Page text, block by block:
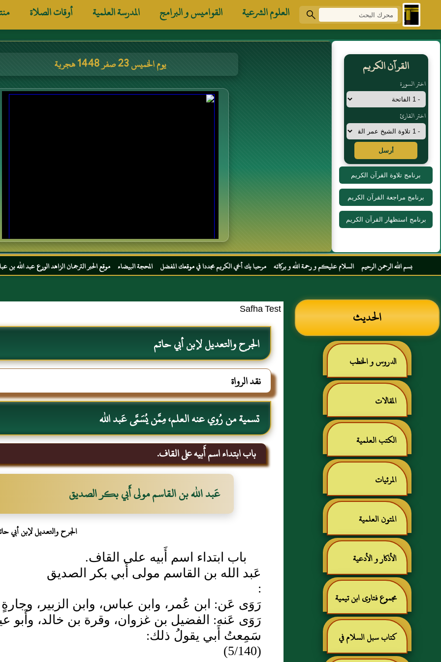
العلوم الشرعية القواميس و البرامج المدرسة العلمية أوقات الصلاة
القرآن الكريم
اختر السورة
اختر القارئ
أرسل
برنامج تلاوة القرآن الكريم
برنامج مراجعة القرآن الكريم
برنامج استظهار القرآن الكريم
يوم الخميس 23 صفر 1448 هجرية
الله الرحمن الرحيم السلام عليكم و رحمة الله و بركاته مرحبا بك أخي الكريم مجددا في موقعك المفضل المحجة البيضاء موقع الحبر الترجمان الزاهد الورع عبد الله بن عباس رضي الله
الحديث
الدروس و الخطب
المقالات
الكتب العلمية
المرئيات
المتون العلمية
الأذكار و الأدعية
مجموع فتاوى ابن تيمية
كتاب سبل السلام في
Safha Test
الجرح والتعديل لإبن أبي حاتم
نقد الرواة
تسمية من رُوي عنه العلم، مِمَّن يُسَمَّى عَبد الله
باب ابتداء اسم أَبيه على القاف.
عَبد الله بن القاسم مولى أَبي بكر الصديق
الجرح والتعديل لإبن أبي
باب ابتداء اسم أَبيه على القاف.
عَبد الله بن القاسم مولى أَبي بكر الصديق
:
رَوَى عَن: ابن عُمر، وابن عباس، وابن الزبير،
رَوَى عَنه: الفضيل بن غزوان، وقرة بن خالد،
سَمِعتُ أَبي يقولُ ذلك:
(5/140)